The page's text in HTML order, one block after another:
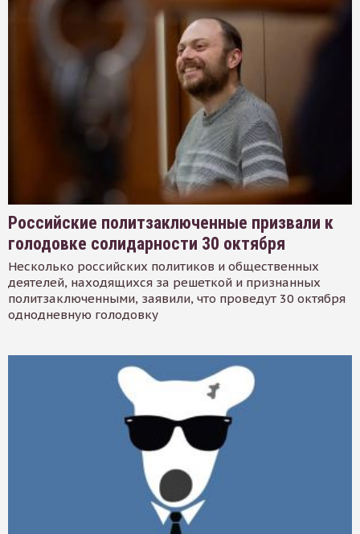
Российские политзаключенные призвали к
голодовке солидарности 30 октября
Несколько российских политиков и общественных
деятелей, находящихся за решеткой и признанных
политзаключенными, заявили, что проведут 30 октября
однодневную голодовку